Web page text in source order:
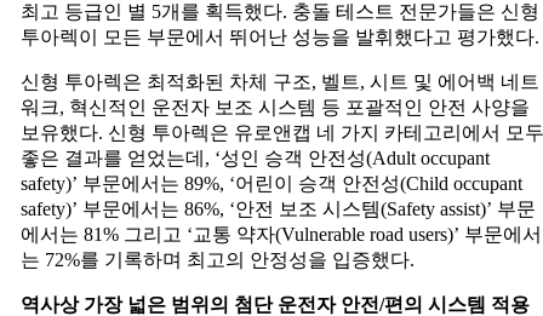
최고 등급인 별 5개를 획득했다. 충돌 테스트 전문가들은 신형
투아렉이 모든 부문에서 뛰어난 성능을 발휘했다고 평가했다.
신형 투아렉은 최적화된 차체 구조, 벨트, 시트 및 에어백 네트
워크, 혁신적인 운전자 보조 시스템 등 포괄적인 안전 사양을
보유했다. 신형 투아렉은 유로앤캡 네 가지 카테고리에서 모두
좋은 결과를 얻었는데, ‘성인 승객 안전성(Adult occupant
safety)’ 부문에서는 89%, ‘어린이 승객 안전성(Child occupant
safety)’ 부문에서는 86%, ‘안전 보조 시스템(Safety assist)’ 부문
에서는 81% 그리고 ‘교통 약자(Vulnerable road users)’ 부문에서
는 72%를 기록하며 최고의 안정성을 입증했다.
역사상 가장 넓은 범위의 첨단 운전자 안전/편의 시스템 적용